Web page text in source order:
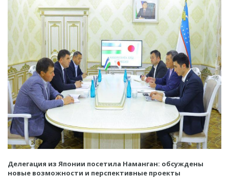
Делегация из Японии посетила Наманган: обсуждены
новые возможности и перспективные проекты